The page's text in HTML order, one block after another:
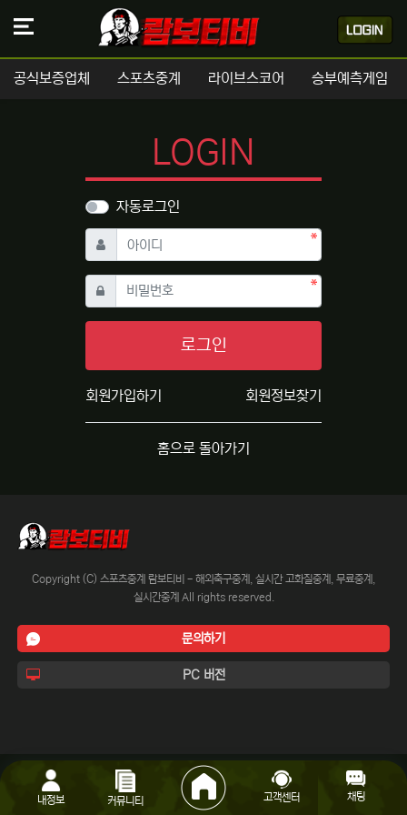
공식보증업체 스포츠중계 라이브스코어 승부예측게임
LOGIN
자동로그인
아이디 필수
비밀번호필수
로그인
회원가입하기 회원정보찾기
홈으로 돌아가기
Copyright (C) 스포츠중계 람보티비 - 해외축구중계, 실시간 고화질중계, 무료중계,
실시간중계 All rights reserved.
문의하기
PC 버전
내정보 커뮤니티 고객센터 채팅